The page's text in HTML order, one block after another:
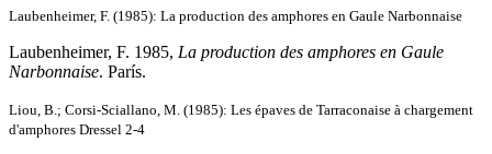
Laubenheimer, F. (1985): La production des amphores en Gaule Narbonnaise
Laubenheimer, F. 1985, La production des amphores en Gaule
Narbonnaise. París.
Liou, B.; Corsi-Sciallano, M. (1985): Les épaves de Tarraconaise à chargement
d'amphores Dressel 2-4